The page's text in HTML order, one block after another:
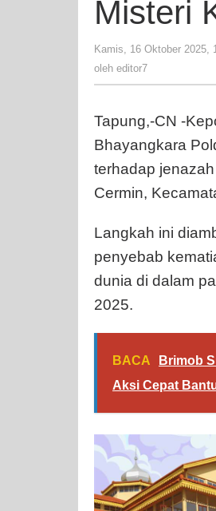
Misteri
Kamis, 16 Oktober 2025,
oleh editor7
Tapung,-CN -
Bhayangkara
terhadap
Cermin,
Langkah ini
penyebab
dunia di dalam
2025.
BACA
Brimob
Aksi Cepat